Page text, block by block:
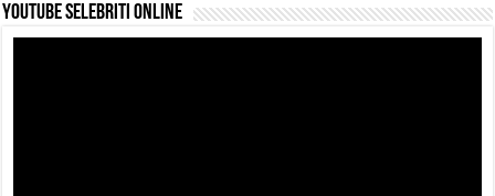
YouTube selebriti online